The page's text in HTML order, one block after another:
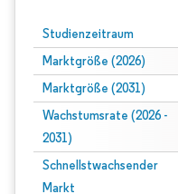
Studienzeitraum
Marktgröße (2026)
Marktgröße (2031)
Wachstumsrate (2026 -
2031)
Schnellstwachsender
Markt